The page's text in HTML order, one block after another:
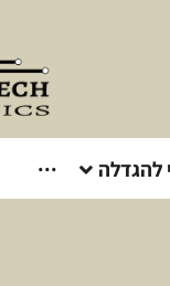
להגדלה ···